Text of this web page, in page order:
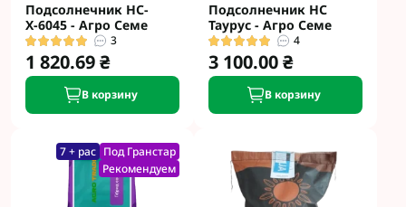
Подсолнечник НС-
Х-6045 - Агро Семе
3
1 820.69 ₴
В корзину
Подсолнечник НС
Таурус - Агро Семе
4
3 100.00 ₴
В корзину
7 + рас Под Гранстар
Рекомендуем